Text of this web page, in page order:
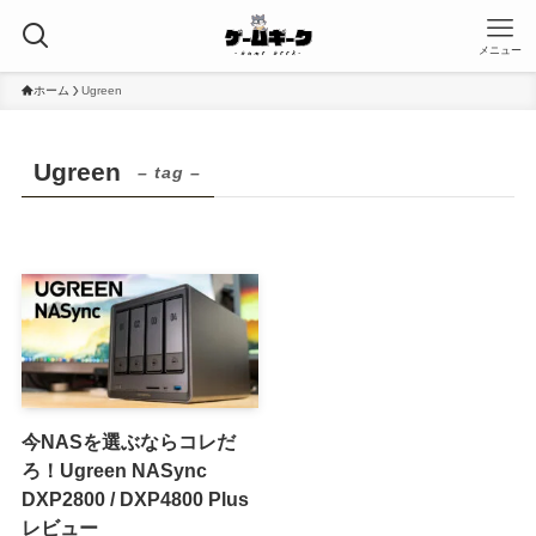
メニュー
ホーム Ugreen
Ugreen – tag –
今NASを選ぶならコレだ
ろ！Ugreen NASync
DXP2800 / DXP4800 Plus
レビュー